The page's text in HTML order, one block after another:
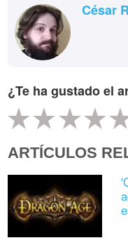
César
¿Te ha gustado el
ARTÍCULOS